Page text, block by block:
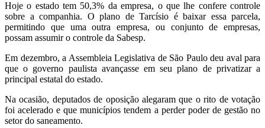
Hoje o estado tem 50,3% da empresa, o que lhe confere controle
sobre a companhia. O plano de Tarcísio é baixar essa parcela,
permitindo que uma outra empresa, ou conjunto de empresas,
possam assumir o controle da Sabesp.
Em dezembro, a Assembleia Legislativa de São Paulo deu aval para
que o governo paulista avançasse em seu plano de privatizar a
principal estatal do estado.
Na ocasião, deputados de oposição alegaram que o rito de votação
foi acelerado e que municípios tendem a perder poder de gestão no
setor do saneamento.